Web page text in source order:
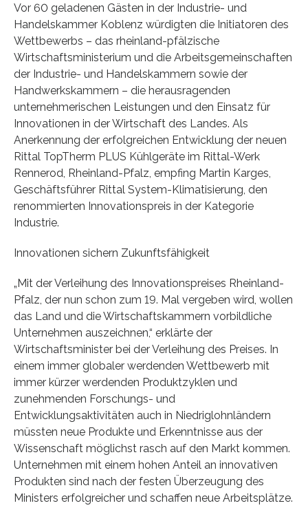
Vor 60 geladenen Gästen in der Industrie- und
Handelskammer Koblenz würdigten die Initiatoren des
Wettbewerbs – das rheinland-pfälzische
Wirtschaftsministerium und die Arbeitsgemeinschaften
der Industrie- und Handelskammern sowie der
Handwerkskammern – die herausragenden
unternehmerischen Leistungen und den Einsatz für
Innovationen in der Wirtschaft des Landes. Als
Anerkennung der erfolgreichen Entwicklung der neuen
Rittal TopTherm PLUS Kühlgeräte im Rittal-Werk
Rennerod, Rheinland-Pfalz, empfing Martin Karges,
Geschäftsführer Rittal System-Klimatisierung, den
renommierten Innovationspreis in der Kategorie
Industrie.
Innovationen sichern Zukunftsfähigkeit
„Mit der Verleihung des Innovationspreises Rheinland-
Pfalz, der nun schon zum 19. Mal vergeben wird, wollen
das Land und die Wirtschaftskammern vorbildliche
Unternehmen auszeichnen,“ erklärte der
Wirtschaftsminister bei der Verleihung des Preises. In
einem immer globaler werdenden Wettbewerb mit
immer kürzer werdenden Produktzyklen und
zunehmenden Forschungs- und
Entwicklungsaktivitäten auch in Niedriglohnländern
müssten neue Produkte und Erkenntnisse aus der
Wissenschaft möglichst rasch auf den Markt kommen.
Unternehmen mit einem hohen Anteil an innovativen
Produkten sind nach der festen Überzeugung des
Ministers erfolgreicher und schaffen neue Arbeitsplätze.